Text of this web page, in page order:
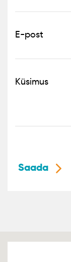
E-post
Küsimus
Saada